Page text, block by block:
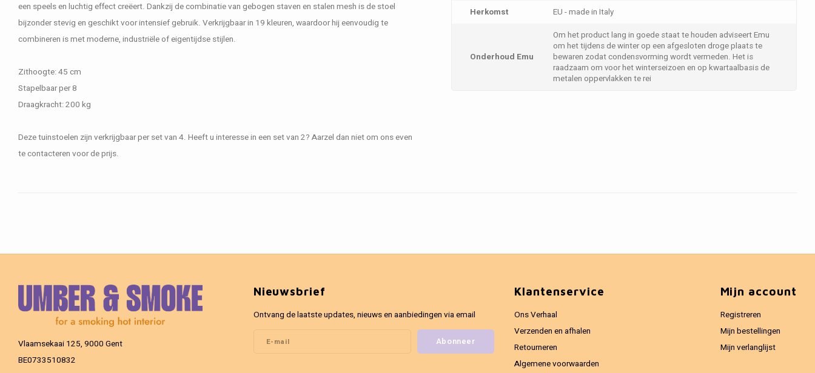
een speels en luchtig effect creëert. Dankzij de combinatie van gebogen staven en stalen mesh is de stoel
bijzonder stevig en geschikt voor intensief gebruik. Verkrijgbaar in 19 kleuren, waardoor hij eenvoudig te
combineren is met moderne, industriële of eigentijdse stijlen.
Zithoogte: 45 cm
Stapelbaar per 8
Draagkracht: 200 kg
Deze tuinstoelen zijn verkrijgbaar per set van 4. Heeft u interesse in een set van 2? Aarzel dan niet om ons even
te contacteren voor de prijs.
Herkomst
EU - made in Italy
Onderhoud Emu
Om het product lang in goede staat te houden adviseert Emu
om het tijdens de winter op een afgesloten droge plaats te
bewaren zodat condensvorming wordt vermeden. Het is
raadzaam om voor het winterseizoen en op kwartaalbasis de
metalen oppervlakken te rei
Vlaamsekaai 125, 9000 Gent
BE0733510832
Nieuwsbrief
Ontvang de laatste updates, nieuws en aanbiedingen via email
Abonneer
Klantenservice
Ons Verhaal
Verzenden en afhalen
Retourneren
Algemene voorwaarden
Mijn account
Registreren
Mijn bestellingen
Mijn verlanglijst